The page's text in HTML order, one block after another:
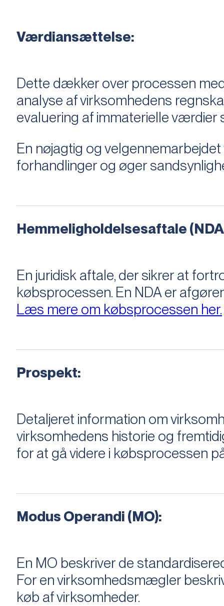
Værdiansættelse:
Dette dækker over processen
analyse af virksomhedens
evaluering af immaterielle
En nøjagtig og
forhandlinger og øger
Hemmeligholdelsesaftale
En juridisk aftale, der sikrer at
købsprocessen​​. En NDA er
Læs mere om købsprocessen her.
Prospekt:
Detaljeret information om
virksomhedens historie og
for at gå videre i købsprocessen
Modus Operandi (MO):
En MO beskriver de
For en virksomhedsmægler
køb af virksomheder.